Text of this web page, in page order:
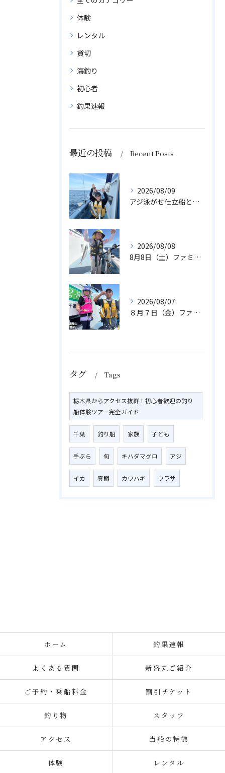
体験
レンタル
貸切
海釣り
初心者
釣果速報
最近の投稿 Recent Posts
2026/08/09
アジ泳がせ仕立船とスルメイカ船
2026/08/08
8月8日（土）ファミリーアジ
2026/08/07
８月７日（金）ファミリフィッシング
タグ Tags
栃木県からアクセス抜群！初心者歓迎の釣り
船体験ツアー完全ガイド
千葉 釣り船 家族 子ども
手ぶら 旬 キハダマグロ アジ
イカ 真鯛 カワハギ ワラサ
ホーム 釣果速報
よくある質問 新盛丸ご紹介
ご予約・乗船料金 割引チケット
釣り物 スタッフ
アクセス 当船の特徴
体験 レンタル